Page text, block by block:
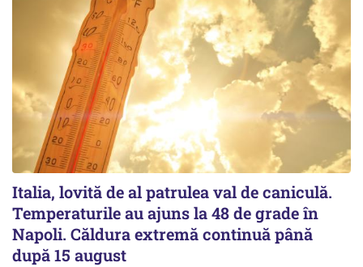
Italia, lovită de al patrulea val de caniculă.
Temperaturile au ajuns la 48 de grade în
Napoli. Căldura extremă continuă până
după 15 august